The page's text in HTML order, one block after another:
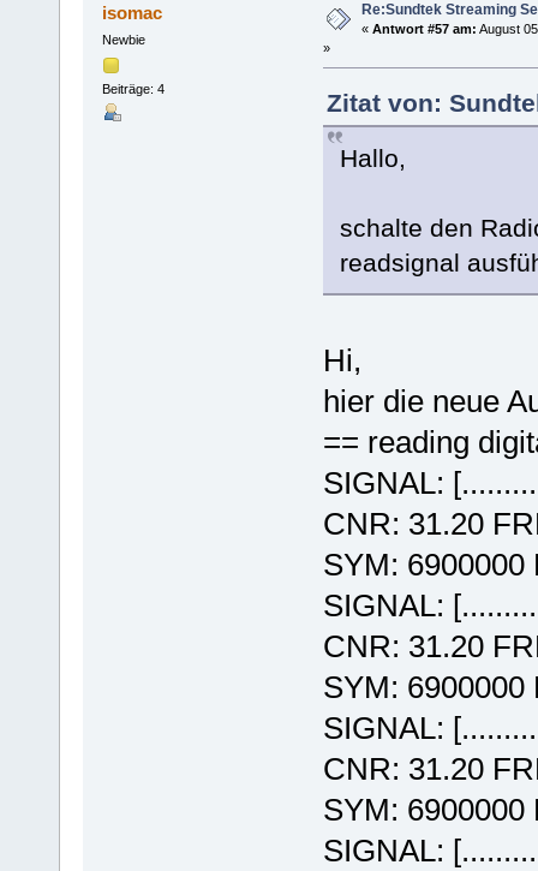
isomac
Newbie
Beiträge: 4
Re:Sundtek Streaming
« Antwort #57 am: August
»
Zitat von:
Hallo,
schalte den
readsignal
Hi,
hier die neue
== reading
SIGNAL:
CNR: 31.20
SYM: 6900000
SIGNAL:
CNR: 31.20
SYM: 6900000
SIGNAL:
CNR: 31.20
SYM: 6900000
SIGNAL: